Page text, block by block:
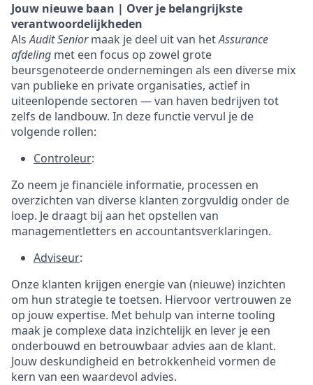
Jouw nieuwe baan | Over je belangrijkste
verantwoordelijkheden
AlsAudit Seniormaak je deel uit van hetAssurance
afdeling met een focus op zowel grote
beursgenoteerde ondernemingen als een diverse mix
van publieke en private organisaties, actief in
uiteenlopende sectoren — van haven bedrijven tot
zelfs de landbouw. In deze functie vervul je de
volgende rollen:
Controleur:
Zo neem je financiële informatie, processen en
overzichten van diverse klanten zorgvuldig onder de
loep. Je draagt bij aan het opstellen van
managementletters en accountantsverklaringen.
Adviseur:
Onze klanten krijgen energie van (nieuwe) inzichten
om hun strategie te toetsen. Hiervoor vertrouwen ze
op jouw expertise. Met behulp van interne tooling
maak je complexe data inzichtelijk en lever je een
onderbouwd en betrouwbaar advies aan de klant.
Jouw deskundigheid en betrokkenheid vormen de
kern van een waardevol advies.